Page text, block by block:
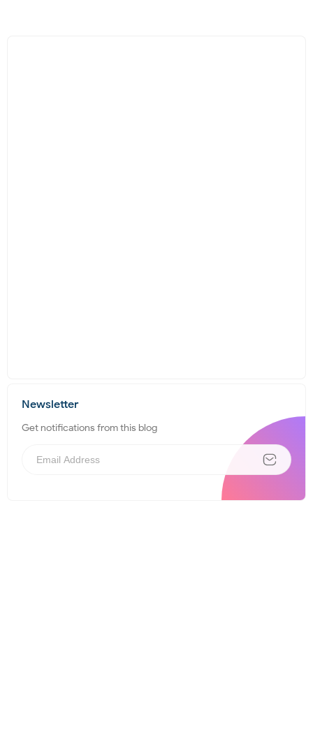
Newsletter
Get notifications from this blog